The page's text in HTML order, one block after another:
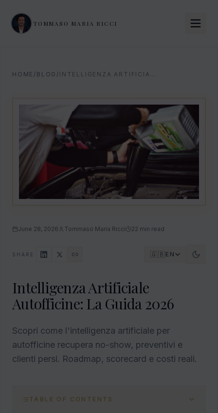
TOMMASO MARIA RICCI
HOME / BLOG / INTELLIGENZA ARTIFICIALE AUTOFFICINE: LA GUIDA 2026
June 28, 2026 Tommaso Maria Ricci 22 min read
SHARE 🇬🇧EN
Intelligenza Artificiale
Autofficine: La Guida 2026
Scopri come l'intelligenza artificiale per
autofficine recupera no-show, preventivi e
clienti persi. Roadmap, scorecard e costi reali.
TABLE OF CONTENTS